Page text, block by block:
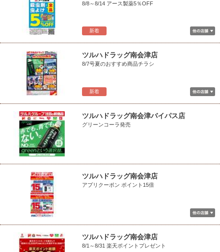
新着
8/8～8/14 アース製薬5％OFF
新着
ツルハドラッグ南会津店
8/7号夏のおすすめ商品チラシ
ツルハドラッグ南会津バイパス店
グリーンコーラ発売
ツルハドラッグ南会津店
アプリクーポン ポイント15倍
ツルハドラッグ南会津店
8/1～8/31 楽天ポイントプレゼント